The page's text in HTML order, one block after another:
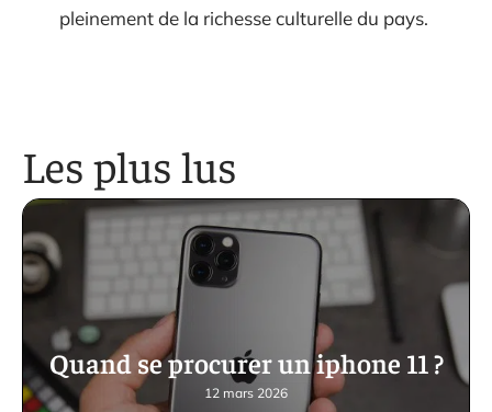
pleinement de la richesse culturelle du pays.
Les plus lus
Quand se procurer un iphone 11 ?
12 mars 2026